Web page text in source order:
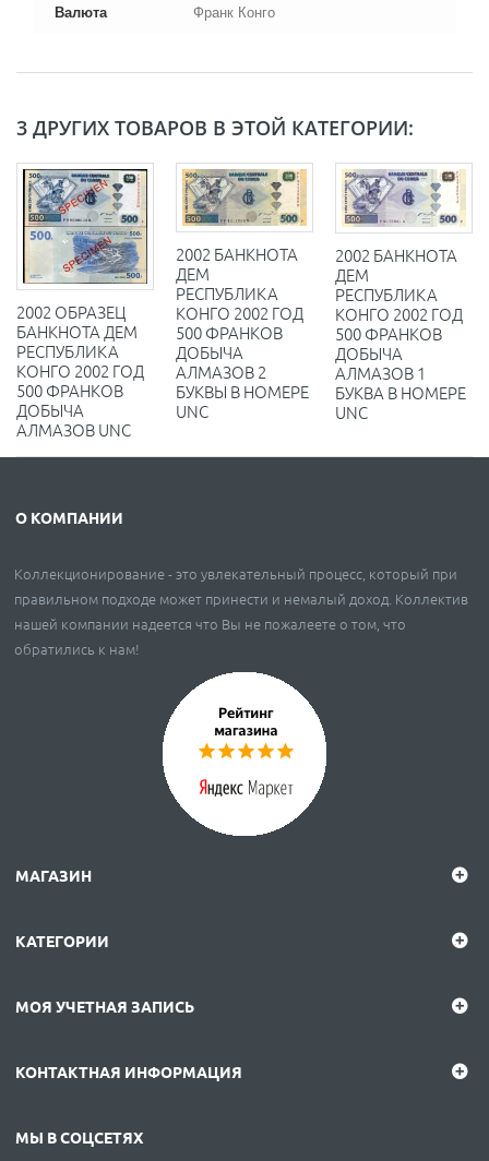
Валюта Франк Конго
3 ДРУГИХ ТОВАРОВ В ЭТОЙ КАТЕГОРИИ:
2002 ОБРАЗЕЦ
БАНКНОТА ДЕМ
РЕСПУБЛИКА
КОНГО 2002 ГОД
500 ФРАНКОВ
ДОБЫЧА
АЛМАЗОВ UNC
2002 БАНКНОТА
ДЕМ
РЕСПУБЛИКА
КОНГО 2002 ГОД
500 ФРАНКОВ
ДОБЫЧА
АЛМАЗОВ 2
БУКВЫ В НОМЕРЕ
UNC
2002 БАНКНОТА
ДЕМ
РЕСПУБЛИКА
КОНГО 2002 ГОД
500 ФРАНКОВ
ДОБЫЧА
АЛМАЗОВ 1
БУКВА В НОМЕРЕ
UNC
О КОМПАНИИ
Коллекционирование - это увлекательный процесс, который при
правильном подходе может принести и немалый доход. Коллектив
нашей компании надеется что Вы не пожалеете о том, что
обратились к нам!
МАГАЗИН
КАТЕГОРИИ
МОЯ УЧЕТНАЯ ЗАПИСЬ
КОНТАКТНАЯ ИНФОРМАЦИЯ
МЫ В СОЦСЕТЯХ